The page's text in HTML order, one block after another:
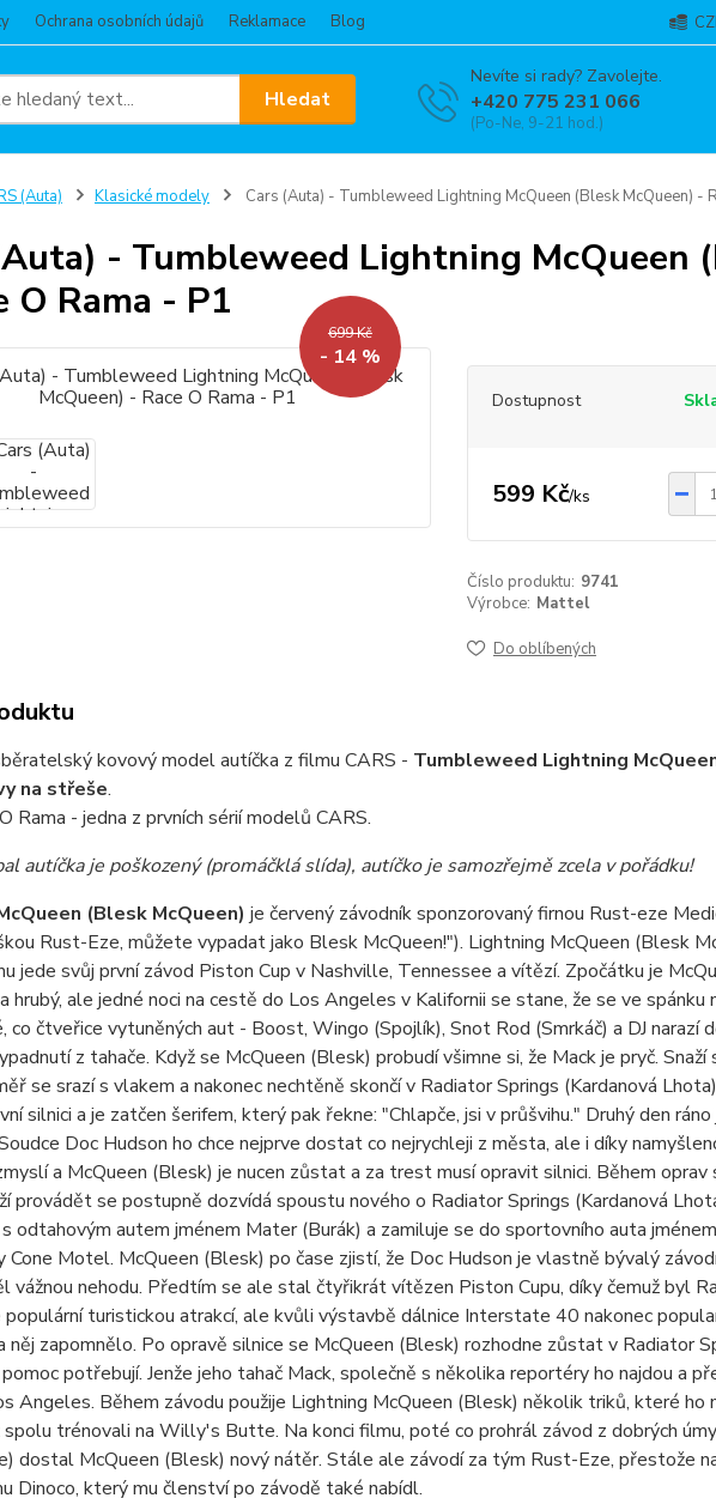
Ochrana osobních údajů Reklamace Blog
Hledat
Nevíte si rady? Zavolejte.
+420 775 231 066
(Po-Ne, 9-21 hod.)
(Auta) Klasické modely Cars (Auta) - Tumbleweed Lightning McQueen (Blesk McQueen) -
- Tumbleweed Lightning McQueen
O Rama - P1
699 Kč
- 14 %
Dostupnost
599 Kč/ks
Číslo produktu: 9741
Výrobce: Mattel
Do oblíbených
kovový model autíčka z filmu CARS - Tumbleweed Lightning
na střeše.
Rama - jedna z prvních sérií modelů CARS.
autíčka je poškozený (promáčklá slída), autíčko je samozřejmě zcela v pořádku!
(Blesk McQueen) je červený závodník sponzorovaný firnou Rust-eze
Rust-Eze, můžete vypadat jako Blesk McQueen!"). Lightning McQueen (Blesk
jede svůj první závod Piston Cup v Nashville, Tennessee a vítězí. Zpočátku je
hrubý, ale jedné noci na cestě do Los Angeles v Kalifornii se stane, že se ve
co čtveřice vytuněných aut - Boost, Wingo (Spojlík), Snot Rod (Smrkáč) a DJ narazí
z tahače. Když se McQueen (Blesk) probudí všimne si, že Mack je pryč.
se srazí s vlakem a nakonec nechtěně skončí v Radiator Springs (Kardanová
silnici a je zatčen šerifem, který pak řekne: "Chlapče, jsi v průšvihu." Druhý den
Doc Hudson ho chce nejprve dostat co nejrychleji z města, ale i díky
a McQueen (Blesk) je nucen zůstat a za trest musí opravit silnici. Během oprav
provádět se postupně dozvídá spoustu nového o Radiator Springs (Kardanová
odtahovým autem jménem Mater (Burák) a zamiluje se do sportovního auta
Cone Motel. McQueen (Blesk) po čase zjistí, že Doc Hudson je vlastně bývalý
vážnou nehodu. Předtím se ale stal čtyřikrát vítězen Piston Cupu, díky čemuž byl
populární turistickou atrakcí, ale kvůli výstavbě dálnice Interstate 40 nakonec
něj zapomnělo. Po opravě silnice se McQueen (Blesk) rozhodne zůstat v Radiator
potřebují. Jenže jeho tahač Mack, společně s několika reportéry ho najdou a
Angeles. Během závodu použije Lightning McQueen (Blesk) několik triků, které ho
spolu trénovali na Willy's Butte. Na konci filmu, poté co prohrál závod z dobrých
dostal McQueen (Blesk) nový nátěr. Stále ale závodí za tým Rust-Eze, přestože
Dinoco, který mu členství po závodě také nabídl.